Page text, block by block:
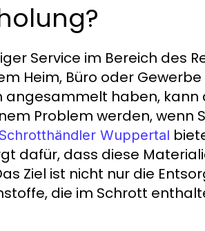
Service im Bereich des
Heim, Büro oder
haben, kann
Problem werden, wenn
Wuppertal
dafür, dass diese
Ziel ist nicht nur die
die im Schrott